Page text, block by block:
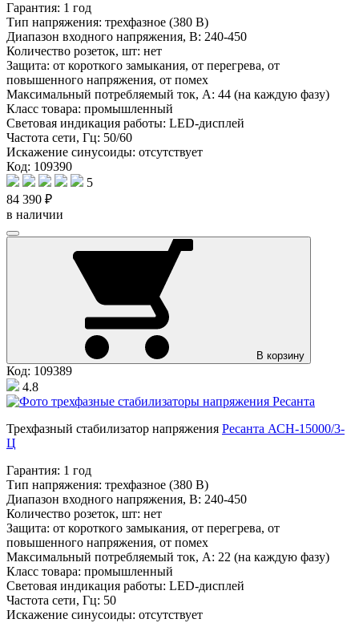
Гарантия: 1 год
Тип напряжения: трехфазное (380 В)
Диапазон входного напряжения, В: 240-450
Количество розеток, шт: нет
Защита: от короткого замыкания, от перегрева, от
повышенного напряжения, от помех
Максимальный потребляемый ток, А: 44 (на каждую фазу)
Класс товара: промышленный
Световая индикация работы: LED-дисплей
Частота сети, Гц: 50/60
Искажение синусоиды: отсутствует
Код: 109390
5
84 390 ₽
в наличии
В корзину
Код: 109389
4.8
Трехфазный стабилизатор напряжения Ресанта АСН-15000/3-
Ц
Гарантия: 1 год
Тип напряжения: трехфазное (380 В)
Диапазон входного напряжения, В: 240-450
Количество розеток, шт: нет
Защита: от короткого замыкания, от перегрева, от
повышенного напряжения, от помех
Максимальный потребляемый ток, А: 22 (на каждую фазу)
Класс товара: промышленный
Световая индикация работы: LED-дисплей
Частота сети, Гц: 50
Искажение синусоиды: отсутствует